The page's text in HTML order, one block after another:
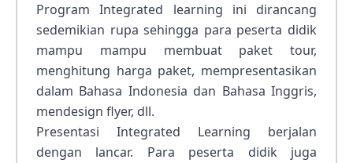
Program Integrated learning ini dirancang
sedemikian rupa sehingga para peserta didik
mampu mampu membuat paket tour,
menghitung harga paket, mempresentasikan
dalam Bahasa Indonesia dan Bahasa Inggris,
mendesign flyer, dll.
Presentasi Integrated Learning berjalan
dengan lancar. Para peserta didik juga